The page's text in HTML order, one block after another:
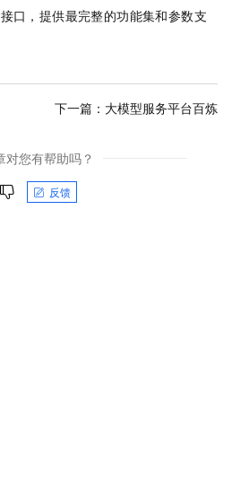
接口，提供最完整的功能集和参数支
下一篇： 大模型服务平台百炼
对您有帮助吗？
反馈